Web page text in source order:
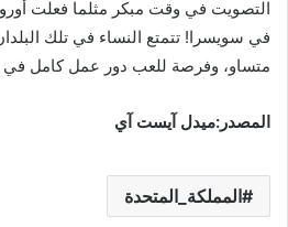
التصويت في وقت مبكر مثلما فعلت
في سويسرا! تتمتع النساء في تلك
متساو، وفرصة للعب دور عمل كامل في
المصدر:ميدل آيست آي
المملكة_المتحدة